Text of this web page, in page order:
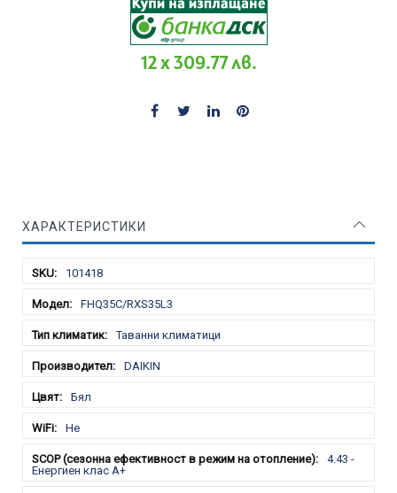
12 x 309.77 лв.
ХАРАКТЕРИСТИКИ
101418
FHQ35C/RXS35L3
Таванни климатици
DAIKIN
Бял
Не
4.43 -
Енергиен клас A+